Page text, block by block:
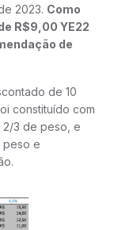
2023. Como
R$9,00 YE22
de
de 10
constituído com
3 de peso, e
peso e